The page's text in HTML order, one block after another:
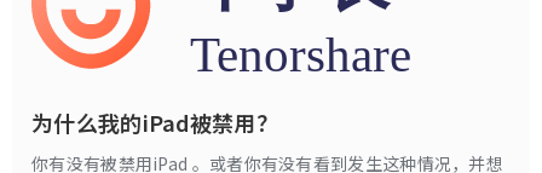
为什么我的iPad被禁用？
你有没有被禁用iPad 。或者你有没有看到发生这种情况，并想